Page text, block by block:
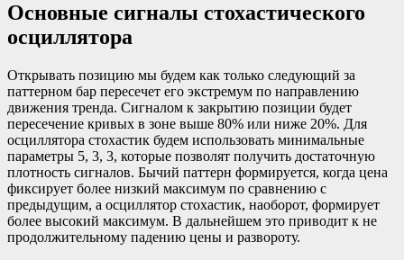
Основные сигналы стохастического
осциллятора
Открывать позицию мы будем как только следующий за
паттерном бар пересечет его экстремум по направлению
движения тренда. Сигналом к закрытию позиции будет
пересечение кривых в зоне выше 80% или ниже 20%. Для
осциллятора стохастик будем использовать минимальные
параметры 5, 3, 3, которые позволят получить достаточную
плотность сигналов. Бычий паттерн формируется, когда цена
фиксирует более низкий максимум по сравнению с
предыдущим, а осциллятор стохастик, наоборот, формирует
более высокий максимум. В дальнейшем это приводит к не
продолжительному падению цены и развороту.